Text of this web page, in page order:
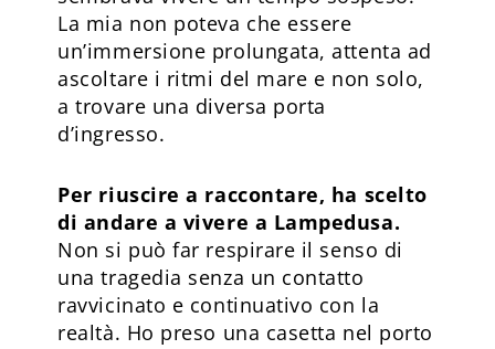
La mia non poteva che essere
un’immersione prolungata, attenta ad
ascoltare i ritmi del mare e non solo,
a trovare una diversa porta
d’ingresso.
Per riuscire a raccontare, ha scelto
di andare a vivere a Lampedusa.
Non si può far respirare il senso di
una tragedia senza un contatto
ravvicinato e continuativo con la
realtà. Ho preso una casetta nel porto